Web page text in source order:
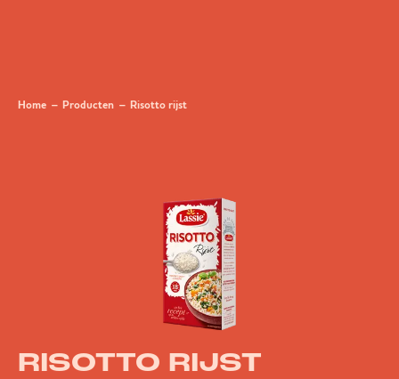
Home Producten Risotto rijst
RISOTTO RIJST